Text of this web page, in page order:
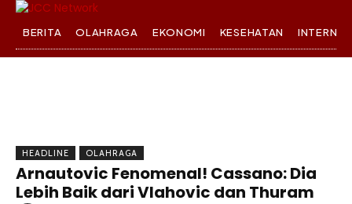
BERITA OLAHRAGA EKONOMI KESEHATAN
HEADLINE OLAHRAGA
Arnautovic Fenomenal! Cassano: Dia
Lebih Baik dari Vlahovic dan Thuram